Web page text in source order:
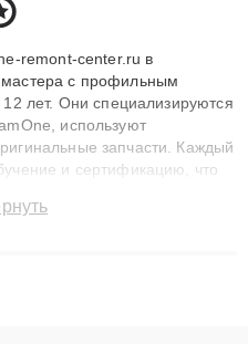
remont-center.ru в
с профильным
лет. Они специализируются
используют
запчасти. Каждый
и сертификацию, что
гарантии до 3 лет.